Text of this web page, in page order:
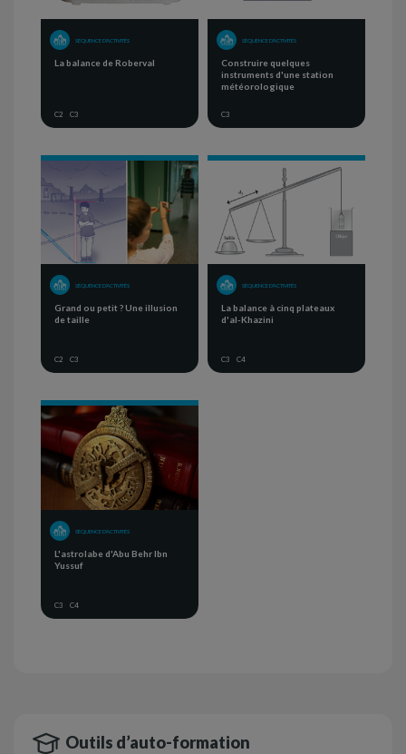
SÉQUENCE D'ACTIVITÉS
La balance de Roberval
C2 C3
SÉQUENCE D'ACTIVITÉS
Construire quelques
instruments d'une station
météorologique
C3
SÉQUENCE D'ACTIVITÉS
Grand ou petit ? Une illusion
de taille
C2 C3
SÉQUENCE D'ACTIVITÉS
La balance à cinq plateaux
d'al-Khazini
C3 C4
SÉQUENCE D'ACTIVITÉS
L'astrolabe d'Abu Behr Ibn
Yussuf
C3 C4
Outils d’auto-formation